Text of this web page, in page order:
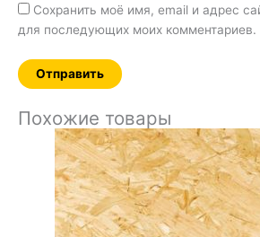
Сохранить моё имя, email и адрес
для последующих моих комментариев.
Похожие товары